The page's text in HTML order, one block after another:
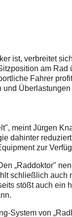
ist, verbreitet
am Rad
Fahrer
meint Jürgen
dahinter
zur
„Raddoktor"
schließlich auch
stößt auch ein
System von